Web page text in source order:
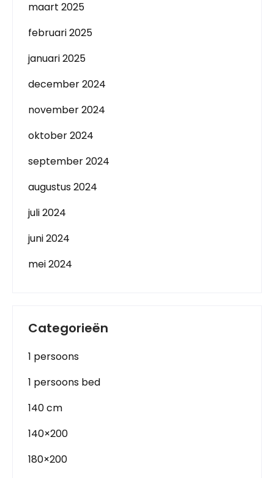
maart 2025
februari 2025
januari 2025
december 2024
november 2024
oktober 2024
september 2024
augustus 2024
juli 2024
juni 2024
mei 2024
Categorieën
1 persoons
1 persoons bed
140 cm
140×200
180×200